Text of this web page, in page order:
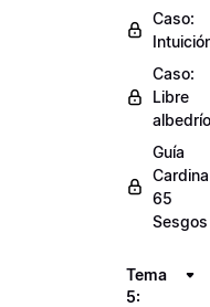
Caso:
Caso:
Libre
albedrío
Guía
65
Sesgos
Tema
5: